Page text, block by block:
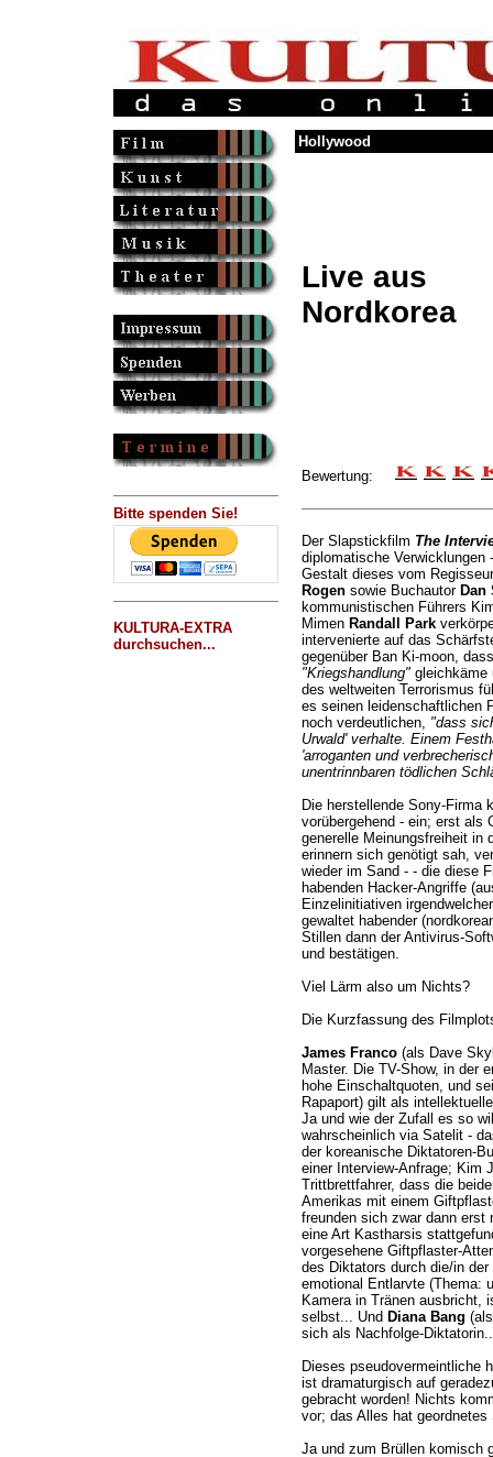
Bitte spenden Sie!
KULTURA-EXTRA
durchsuchen...
Hollywood
Live aus
Nordkorea
Bewertung:
Der Slapstickfilm The
diplomatische Verwicklungen
Gestalt dieses vom
Rogensowie Buchautor Dan
kommunistischen Führers
Mimen Randall Park
intervenierte auf das
gegenüber Ban Ki-moon,
"Kriegshandlung"gleichkäme
des weltweiten Terrorismus
es seinen leidenschaftlichen
noch verdeutlichen, "dass
Urwald' verhalte. Einem
'arroganten und
unentrinnbaren tödlichen
Die herstellende Sony-Firma
vorübergehend - ein; erst als
generelle Meinungsfreiheit in
erinnern sich genötigt sah,
wieder im Sand - - die diese
habenden Hacker-Angriffe
Einzelinitiativen
gewaltet habender
Stillen dann der Antivirus-
und bestätigen.
Viel Lärm also um Nichts?
Die Kurzfassung des
James Franco(als Dave
Master. Die TV-Show, in der
hohe Einschaltquoten, und
Rapaport) gilt als
Ja und wie der Zufall es so
wahrscheinlich via Satelit -
der koreanische Diktatoren-
einer Interview-Anfrage; Kim
Trittbrettfahrer, dass die
Amerikas mit einem
freunden sich zwar dann erst
eine Art Kastharsis
vorgesehene Giftpflaster-
des Diktators durch die/in
emotional Entlarvte (Thema:
Kamera in Tränen ausbricht,
selbst... Und Diana Bang
sich als Nachfolge-
Dieses pseudovermeintliche
ist dramaturgisch auf
gebracht worden! Nichts
vor; das Alles hat
Ja und zum Brüllen komisch